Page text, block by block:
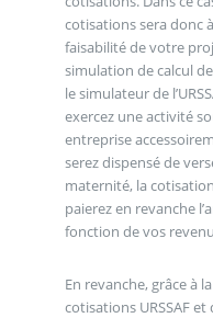
cotisations sera donc
faisabilité de votre
simulation de calcul
le simulateur de
exercez une activité
entreprise
serez dispensé de
maternité, la
paierez en revanche
fonction de vos
En revanche, grâce à
cotisations URSSAF